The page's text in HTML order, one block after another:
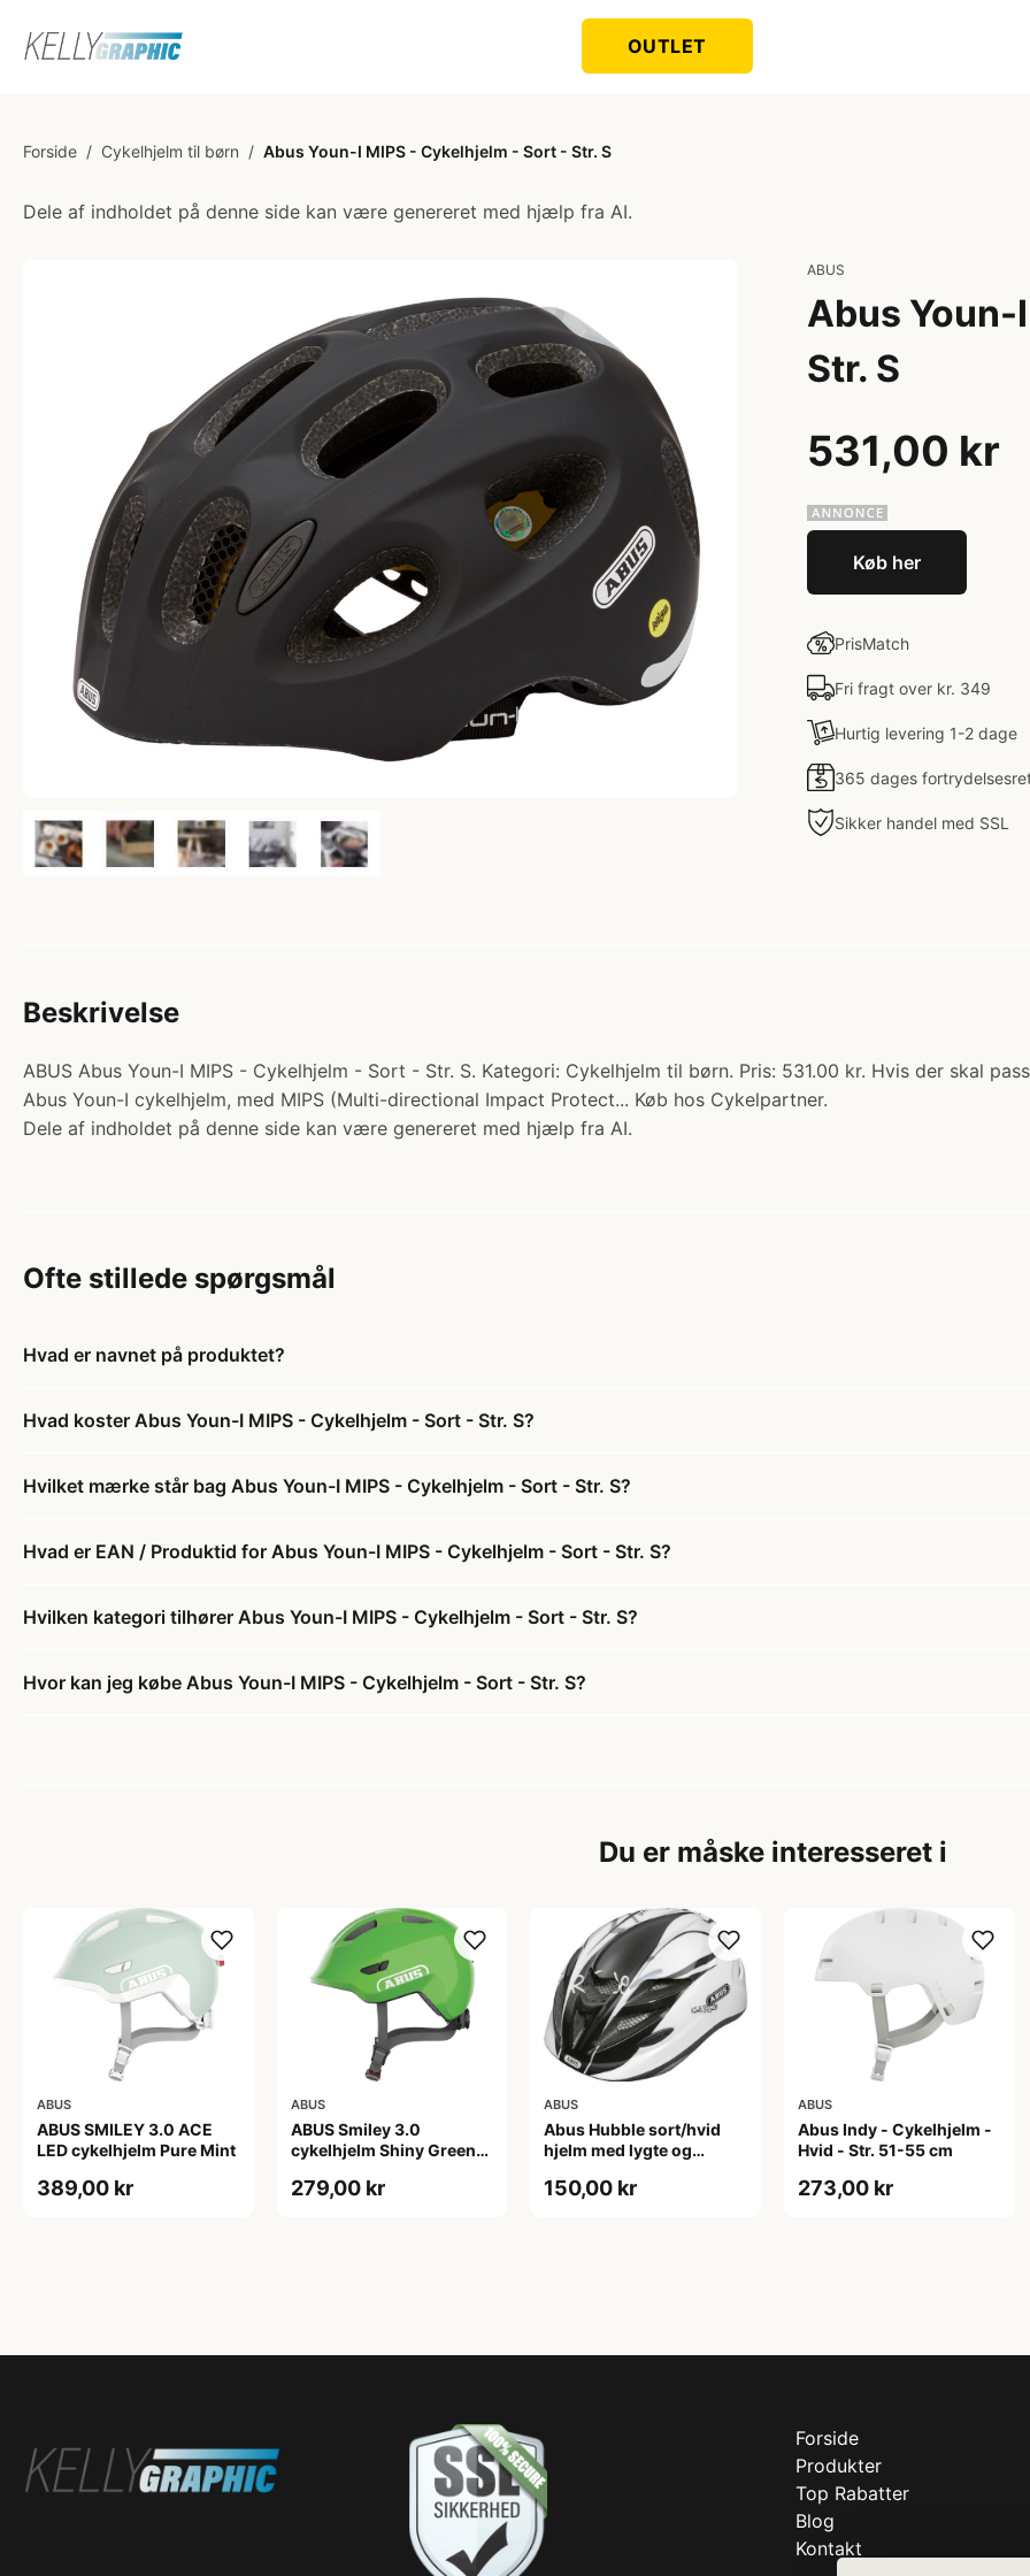
OUTLET
Forside / Cykelhjelm til børn / Abus Youn-I MIPS - Cykelhjelm - Sort - Str. S
Dele af indholdet på denne side kan være genereret med hjælp fra AI.
ABUS
Abus Youn-
Str. S
531,00 kr
Køb her
PrisMatch
Fri fragt over kr. 349
Hurtig levering 1-2 dage
365 dages
Sikker handel med SSL
Beskrivelse
ABUS Abus Youn-I MIPS - Cykelhjelm - Sort - Str. S. Kategori: Cykelhjelm til børn. Pris: 531.00 kr. Hvis der skal
Abus Youn-I cykelhjelm, med MIPS (Multi-directional Impact Protect... Køb hos Cykelpartner.
Dele af indholdet på denne side kan være genereret med hjælp fra AI.
Ofte stillede spørgsmål
Hvad er navnet på produktet?
Hvad koster Abus Youn-I MIPS - Cykelhjelm - Sort - Str. S?
Hvilket mærke står bag Abus Youn-I MIPS - Cykelhjelm - Sort - Str. S?
Hvad er EAN / Produktid for Abus Youn-I MIPS - Cykelhjelm - Sort - Str. S?
Hvilken kategori tilhører Abus Youn-I MIPS - Cykelhjelm - Sort - Str. S?
Hvor kan jeg købe Abus Youn-I MIPS - Cykelhjelm - Sort - Str. S?
Du er måske interesseret i
ABUS
ABUS SMILEY 3.0 ACE
LED cykelhjelm Pure Mint
389,00 kr
ABUS
ABUS Smiley 3.0
cykelhjelm Shiny Green
cm)
279,00 kr
ABUS
Abus Hubble sort/hvid
hjelm med lygte og
(Hjelmstørrelse: 46-52
150,00 kr
ABUS
Abus Indy - Cykelhjelm -
Hvid - Str. 51-55 cm
273,00 kr
Forside
Produkter
Top Rabatter
Blog
Kontakt